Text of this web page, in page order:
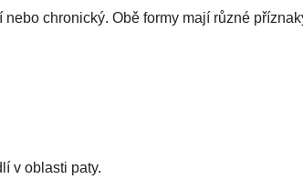
chronický. Obě formy mají různé
v oblasti paty.